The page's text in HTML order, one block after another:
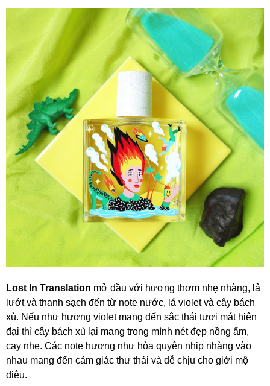
Lost In Translation mở đầu với hương thơm nhẹ nhàng, lả
lướt và thanh sạch đến từ note nước, lá violet và cây bách
xù. Nếu như hương violet mang đến sắc thái tươi mát hiện
đại thì cây bách xù lại mang trong mình nét đẹp nồng ấm,
cay nhẹ. Các note hương như hòa quyện nhịp nhàng vào
nhau mang đến cảm giác thư thái và dễ chịu cho giới mộ
điệu.